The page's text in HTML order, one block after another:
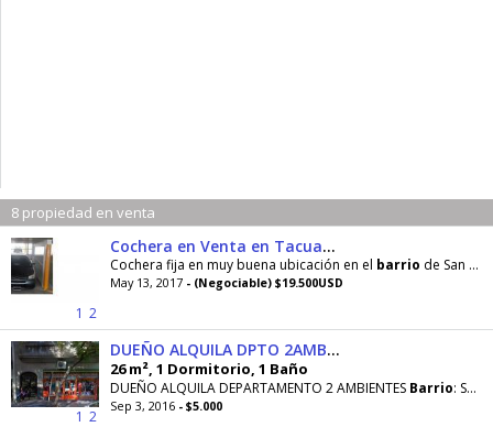
8 propiedad en venta
1 2
Cochera en Venta en Tacuarí 640
Cochera fija en muy buena ubicación en el barrio de San Telmo - Montserrat. El complejo de cocheras
May 13, 2017 - (Negociable) $19.500USD
1 2
DUEÑO ALQUILA DPTO 2AMB CABA
26 m², 1 Dormitorio, 1 Baño
DUEÑO ALQUILA DEPARTAMENTO 2 AMBIENTES Barrio: San Telmo. Ubicación: El departamento se encuentra
Sep 3, 2016 - $5.000